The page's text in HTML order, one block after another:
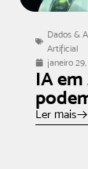
Dados &
Artificial
janeiro
IA
Ler mais